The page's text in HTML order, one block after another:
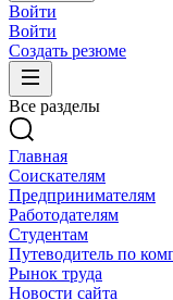
Войти
Войти
Создать резюме
Все разделы
Главная
Соискателям
Предпринимателям
Работодателям
Студентам
Путеводитель по
Рынок труда
Новости сайта